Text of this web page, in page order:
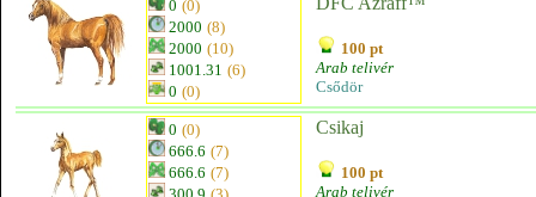
0 (0)
2000 (8)
2000 (10)
1001.31 (6)
0 (0)
100 pt
Arab telivér
Csődör
0 (0)
666.6 (7)
666.6 (7)
Csikaj
100 pt
Arab telivér